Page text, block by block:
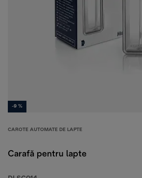
-9 %
CAROTE AUTOMATE DE LAPTE
Carafă pentru lapte